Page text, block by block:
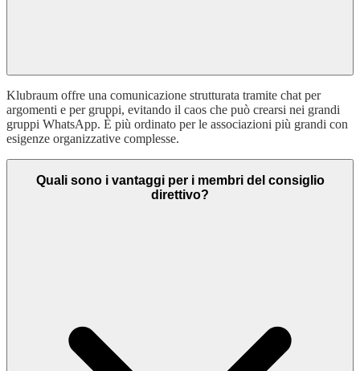
Klubraum offre una comunicazione strutturata tramite chat per
argomenti e per gruppi, evitando il caos che può crearsi nei grandi
gruppi WhatsApp. È più ordinato per le associazioni più grandi con
esigenze organizzative complesse.
Quali sono i vantaggi per i membri del consiglio
direttivo?